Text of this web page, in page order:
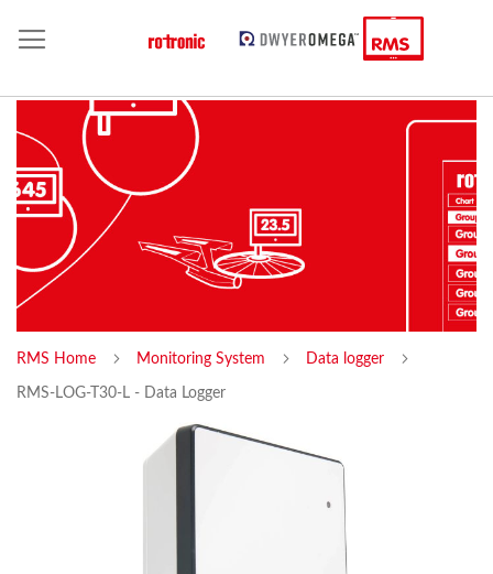
RMS Home Monitoring System Data logger
RMS-LOG-T30-L - Data Logger